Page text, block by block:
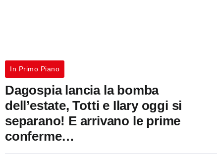
In Primo Piano
Dagospia lancia la bomba
dell’estate, Totti e Ilary oggi si
separano! E arrivano le prime
conferme…